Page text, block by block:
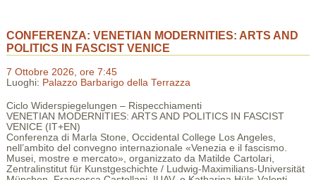
CONFERENZA: VENETIAN MODERNITIES: ARTS AND
POLITICS IN FASCIST VENICE
7 Ottobre 2026, ore 7:45
Luoghi: Palazzo Barbarigo della Terrazza
Ciclo Widerspiegelungen – Rispecchiamenti
VENETIAN MODERNITIES: ARTS AND POLITICS IN FASCIST
VENICE (IT+EN)
Conferenza di Marla Stone, Occidental College Los Angeles,
nell’ambito del convegno internazionale «Venezia e il fascismo.
Musei, mostre e mercato», organizzato da Matilde Cartolari,
Zentralinstitut für Kunstgeschichte / Ludwig-Maximilians-Universität